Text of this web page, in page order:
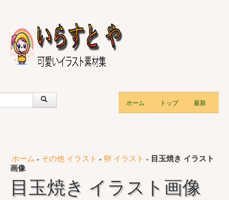
ホーム トップ 最新
ホーム » その他 イラスト » 卵 イラスト » 目玉焼き イラスト
画像
目玉焼き イラスト画像